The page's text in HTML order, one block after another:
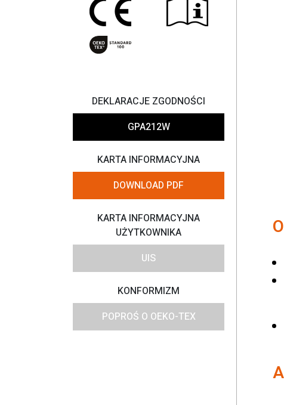
DEKLARACJE ZGODNOŚCI
GPA212W
KARTA INFORMACYJNA
DOWNLOAD PDF
KARTA INFORMACYJNA
UŻYTKOWNIKA
UIS
KONFORMIZM
POPROŚ O OEKO-TEX